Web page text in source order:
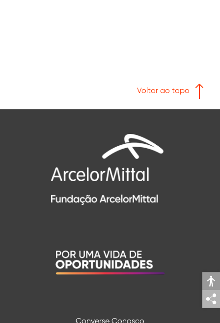
Voltar ao topo
Converse Conosco